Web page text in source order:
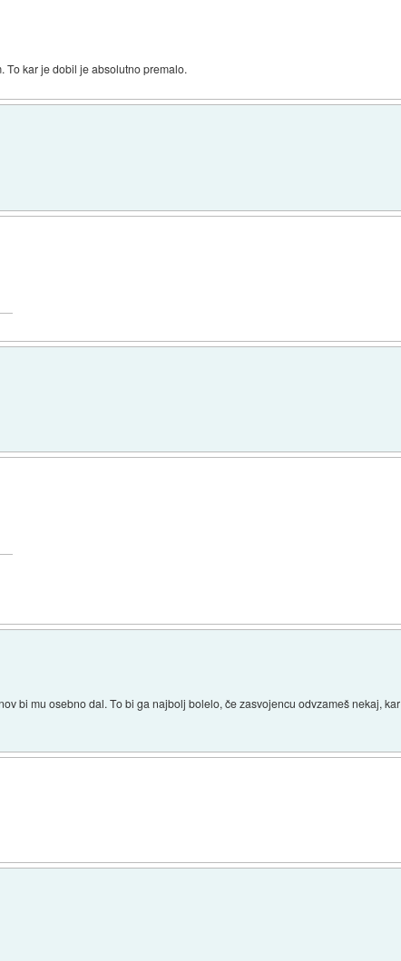
To kar je dobil je absolutno premalo.
bi mu osebno dal. To bi ga najbolj bolelo, če zasvojencu odvzameš nekaj, kar